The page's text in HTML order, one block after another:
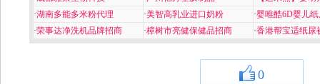
·湖南多能多米粉代理 ·美智高乳业进口奶粉 ·婴唯酷6D婴儿
·荣事达净洗机品牌招商 ·樟树市亮健保健品招商 ·香港帮宝适纸尿
0